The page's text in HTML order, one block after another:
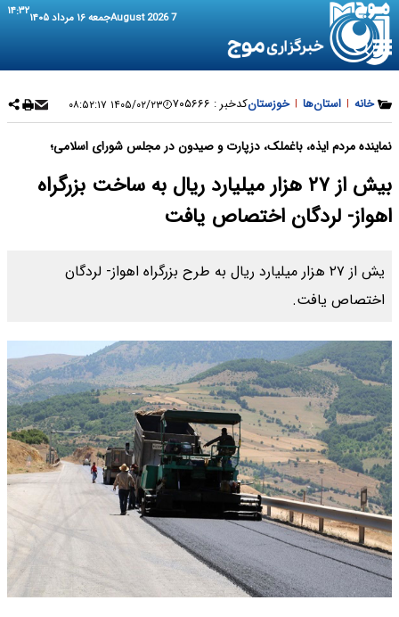
7 August 2026 جمعه ۱۶ مرداد ۱۴۰۵ ۱۴:۳۲
خانه | استان‌ها | خوزستانکدخبر : ۷۰۵۶۶۶ ۱۴۰۵/۰۲/۲۳ ۰۸:۵۲:۱۷
نماینده مردم ایذه، باغملک، دزپارت و صیدون در مجلس شورای اسلامی؛
بیش از ۲۷ هزار میلیارد ریال به ساخت بزرگراه
اهواز- لردگان اختصاص یافت
یش از ۲۷ هزار میلیارد ریال به طرح بزرگراه اهواز- لردگان
اختصاص یافت.